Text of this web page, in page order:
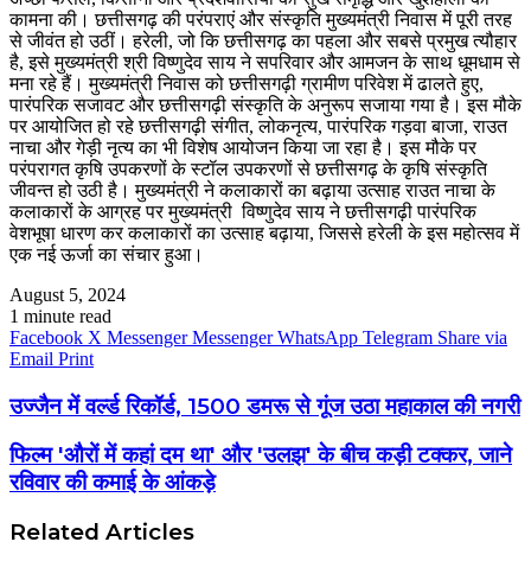
कामना की। छत्तीसगढ़ की परंपराएं और संस्कृति मुख्यमंत्री निवास में पूरी तरह
से जीवंत हो उठीं। हरेली, जो कि छत्तीसगढ़ का पहला और सबसे प्रमुख त्यौहार
है, इसे मुख्यमंत्री श्री विष्णुदेव साय ने सपरिवार और आमजन के साथ धूमधाम से
मना रहे हैं। मुख्यमंत्री निवास को छत्तीसगढ़ी ग्रामीण परिवेश में ढालते हुए,
पारंपरिक सजावट और छत्तीसगढ़ी संस्कृति के अनुरूप सजाया गया है। इस मौके
पर आयोजित हो रहे छत्तीसगढ़ी संगीत, लोकनृत्य, पारंपरिक गड़वा बाजा, राउत
नाचा और गेड़ी नृत्य का भी विशेष आयोजन किया जा रहा है। इस मौके पर
परंपरागत कृषि उपकरणों के स्टॉल उपकरणों से छत्तीसगढ़ के कृषि संस्कृति
जीवन्त हो उठी है। मुख्यमंत्री ने कलाकारों का बढ़ाया उत्साह राउत नाचा के
कलाकारों के आग्रह पर मुख्यमंत्री विष्णुदेव साय ने छत्तीसगढ़ी पारंपरिक
वेशभूषा धारण कर कलाकारों का उत्साह बढ़ाया, जिससे हरेली के इस महोत्सव में
एक नई ऊर्जा का संचार हुआ।
August 5, 2024
1 minute read
Facebook X Messenger Messenger WhatsApp Telegram Share via
Email Print
उज्जैन में वर्ल्ड रिकॉर्ड, 1500 डमरू से गूंज उठा महाकाल की नगरी
फिल्म 'औरों में कहां दम था' और 'उलझ' के बीच कड़ी टक्कर, जाने
रविवार की कमाई के आंकड़े
Related Articles